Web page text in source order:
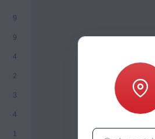
9
9
4
2
3
4
1